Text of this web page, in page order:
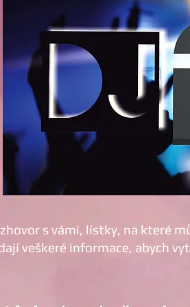
s vámi, lístky, na které
veškeré informace, abych